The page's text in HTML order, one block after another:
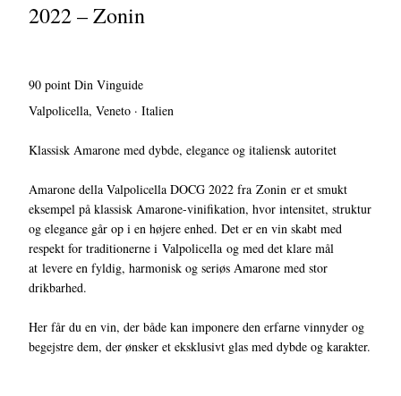
2022 – Zonin
90 point Din Vinguide
Valpolicella, Veneto · Italien
Klassisk Amarone med dybde, elegance og italiensk autoritet
Amarone della Valpolicella DOCG 2022 fra Zonin er et smukt
eksempel på klassisk Amarone-vinifikation, hvor intensitet, struktur
og elegance går op i en højere enhed. Det er en vin skabt med
respekt for traditionerne i Valpolicella og med det klare mål
at levere en fyldig, harmonisk og seriøs Amarone med stor
drikbarhed.
Her får du en vin, der både kan imponere den erfarne vinnyder og
begejstre dem, der ønsker et eksklusivt glas med dybde og karakter.